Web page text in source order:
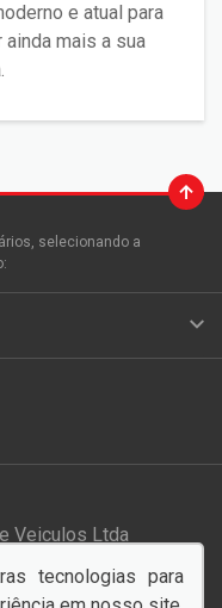
e atual para
mais a sua
selecionando a
Veiculos Ltda
Ênio Pipino, 4854 -
tecnologias para